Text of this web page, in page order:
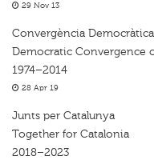
29 Nov 13
Convergència
Democratic Convergence
1974–2014
28 Apr 19
Junts per Catalunya
Together for Catalonia
2018–2023